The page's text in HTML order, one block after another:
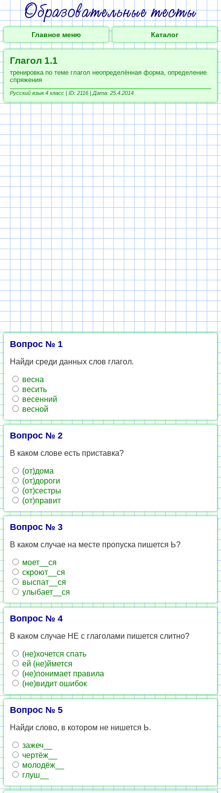
Главное меню Каталог
Глагол 1.1
тренировка по теме глагол неопределённая форма, определение
спряжения
Русский язык 4 класс | ID: 2116 | Дата: 25.4.2014
Вопрос № 1
Найди среди данных слов глагол.
весна
весить
весенний
весной
Вопрос № 2
В каком слове есть приставка?
(от)дома
(от)дороги
(от)сестры
(от)правит
Вопрос № 3
В каком случае на месте пропуска пишется Ь?
моет__ся
скроют__ся
выспат__ся
улыбает__ся
Вопрос № 4
В каком случае НЕ с глаголами пишется слитно?
(не)хочется спать
ей (не)ймется
(не)понимает правила
(не)видит ошибок
Вопрос № 5
Найди слово, в котором не нишется Ь.
зажеч__
чертёж__
молодёж__
глуш__